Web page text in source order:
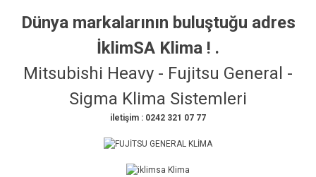
Dünya markalarının buluştuğu adres
İklimSA Klima ! .
Mitsubishi Heavy - Fujitsu General -
Sigma Klima Sistemleri
iletişim : 0242 321 07 77